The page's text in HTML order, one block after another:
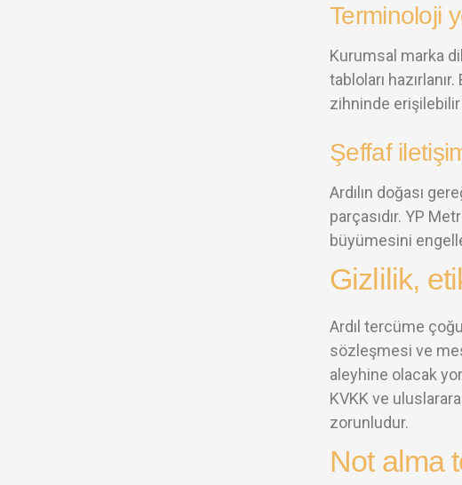
Terminoloji
Kurumsal marka
tabloları
zihninde erişilebilir
Şeffaf
Ardılın doğası
parçasıdır. YP
büyümesini
Gizlilik,
Ardıl tercüme
sözleşmesi ve
aleyhine olacak
KVKK ve
zorunludur.
Not alma